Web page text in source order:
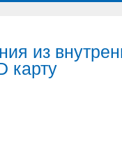
из
карту